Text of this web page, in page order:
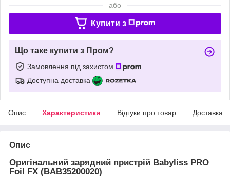
або
Купити з
Що таке купити з Пром?
Замовлення під захистом
Доступна доставка
Опис Характеристики Відгуки про товар Доставка
Опис
Оригінальний зарядний пристрій Babyliss PRO
Foil FX (BAB35200020)